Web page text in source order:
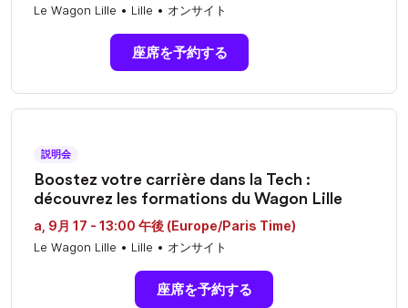
Le Wagon Lille • Lille • オンサイト
座席を予約する
説明会
Boostez votre carrière dans la Tech :
découvrez les formations du Wagon Lille
a, 9月 17 - 13:00 午後 (Europe/Paris Time)
Le Wagon Lille • Lille • オンサイト
座席を予約する